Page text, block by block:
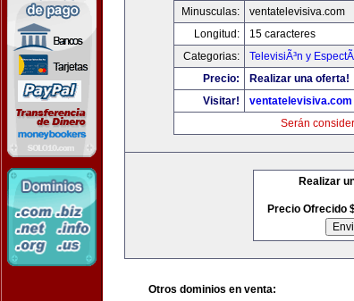
Minusculas:
ventatelevisiva.com
Longitud:
15 caracteres
Categorias:
TelevisiÃ³n y
Precio:
Realizar una oferta!
Visitar!
ventatelevisiva.com
Serán
Realizar
Precio Ofrecido
Otros dominios en venta: